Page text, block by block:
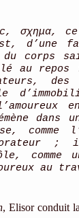
σχημα,
d’une
corps
au
dans
l’orateur
comme
au
, Elisor conduit